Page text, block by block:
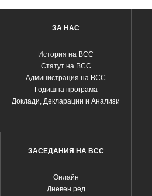
ЗА НАС
История на ВСС
Статут на ВСС
Администрация на ВСС
Годишна програма
Доклади, Декларации и Анализи
ЗАСЕДАНИЯ НА ВСС
Oнлайн
Дневен ред